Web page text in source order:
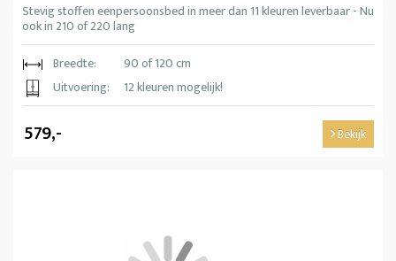
Stevig stoffen eenpersoonsbed in meer dan 11 kleuren leverbaar - Nu
ook in 210 of 220 lang
Breedte:
90 of 120 cm
Uitvoering:
12 kleuren mogelijk!
579,- Bekijk